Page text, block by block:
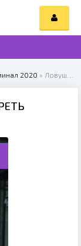
2020 » Ловушка времени (2020)